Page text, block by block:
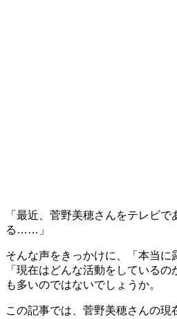
「最近、菅野美穂さんをテレビ
る……」
そんな声をきっかけに、「本当に
「現在はどんな活動をしている
も多いのではないでしょうか。
この記事では、菅野美穂さんの現